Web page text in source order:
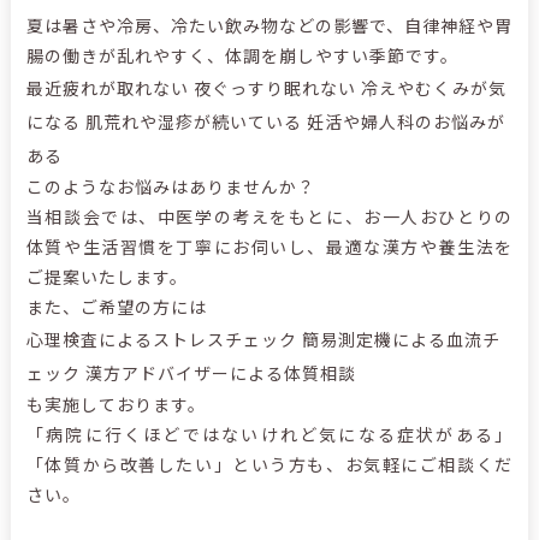
夏は暑さや冷房、冷たい飲み物などの影響で、自律神経や胃
腸の働きが乱れやすく、体調を崩しやすい季節です。
最近疲れが取れない 夜ぐっすり眠れない 冷えやむくみが気
になる 肌荒れや湿疹が続いている 妊活や婦人科のお悩みが
ある
このようなお悩みはありませんか？
当相談会では、中医学の考えをもとに、お一人おひとりの
体質や生活習慣を丁寧にお伺いし、最適な漢方や養生法を
ご提案いたします。
また、ご希望の方には
心理検査によるストレスチェック 簡易測定機による血流チ
ェック 漢方アドバイザーによる体質相談
も実施しております。
「病院に行くほどではないけれど気になる症状がある」
「体質から改善したい」という方も、お気軽にご相談くだ
さい。